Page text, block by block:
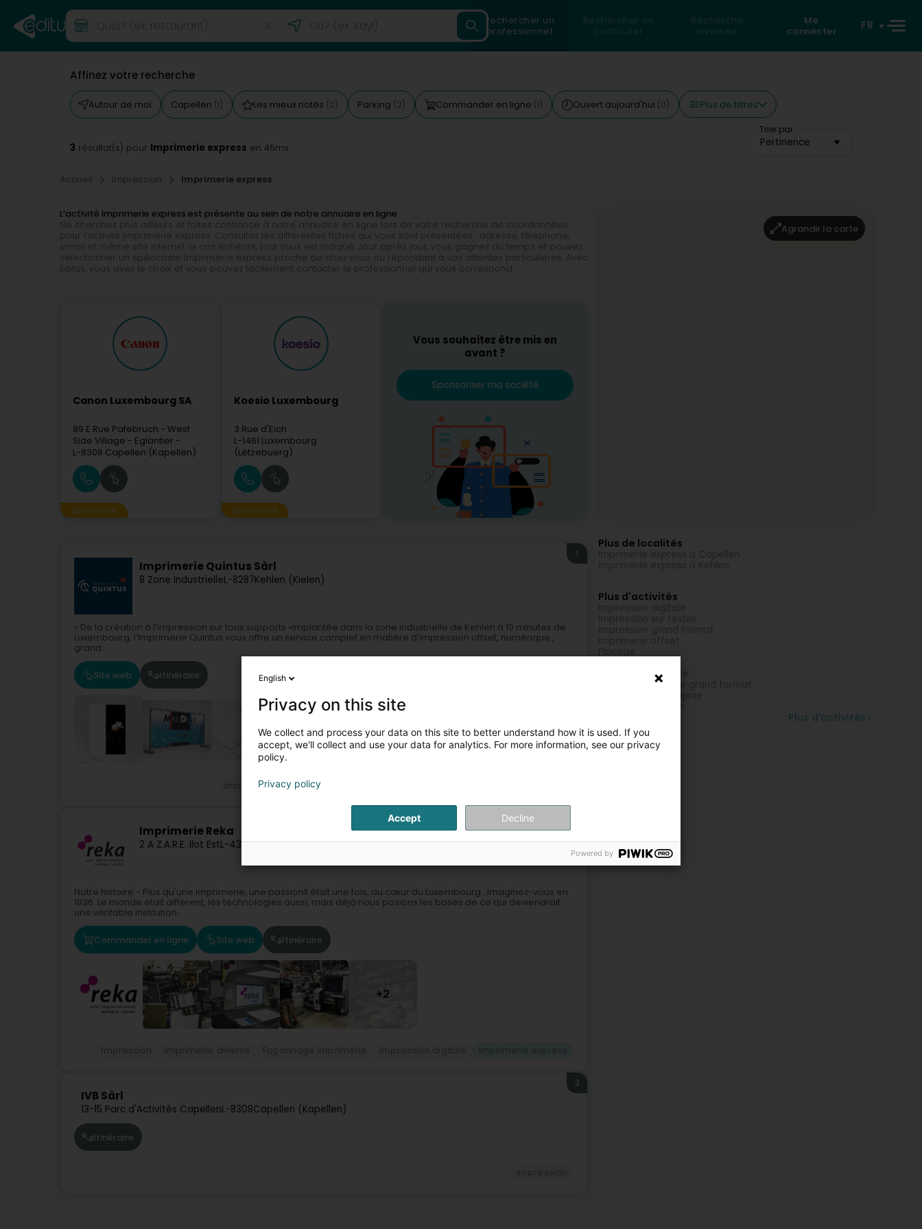
Rechercher un
professionnel
Rechercher un
particulier
Recherche
inversée
Me
connecter
FR
Affinez votre recherche
Autour de moi Capellen (1) Les mieux notés (2) Parking (2) Commander en ligne (1) Ouvert aujourd'hui (0) Plus de filtres
Trier par
Pertinence
3 résultat(s) pour Imprimerie express en 45ms
Accueil Impression Imprimerie express
L’activité Imprimerie express est présente au sein de notre annuaire en ligne
Ne cherchez plus ailleurs et faites confiance à notre annuaire en ligne lors de votre recherche de coordonnées
pour l’activité Imprimerie express. Consultez les différentes fiches qui vous sont présentées : adresse, téléphone,
email et même site internet le cas échéant, tout vous est indiqué. Jour après jour, vous gagnez du temps et pouvez
sélectionner un spécialiste Imprimerie express proche de chez vous ou répondant à vos attentes particulières. Avec
Editus, vous avez le choix et vous pouvez facilement contacter le professionnel qui vous correspond.
Canon Luxembourg SA
89 E Rue Pafebruch - West
Side Village - Eglantier -
L-8308 Capellen (Kapellen)
Sponsorisé
Koesio Luxembourg
3 Rue d'Eich
L-1461 Luxembourg
(Lëtzebuerg)
Sponsorisé
Vous souhaitez être mis en
avant ?
Sponsoriser ma société
Imprimerie Quintus Sàrl
8 Zone IndustrielleL-8287Kehlen (Kielen)
1
« De la création à l’impression sur tous supports »Implantée dans la zone industrielle de Kehlen à 10 minutes de
Luxembourg, l’Imprimerie Quintus vous offre un service complet en matière d’impression offset, numérique ,
grand...
Site web Itinéraire
Impression Imprimerie express
Imprimerie Reka
2 A Z.A.R.E. Ilot EstL-4385Ehlerange (Éilereng)
Notre histoire - Plus qu'une imprimerie, une passionIl était une fois, au cœur du Luxembourg...Imaginez-vous en
1936. Le monde était différent, les technologies aussi, mais déjà nous posions les bases de ce qui deviendrait
une véritable institution...
Commander en ligne Site web Itinéraire
+2
IVB Sàrl
13-15 Parc d'Activités CapellenL-8308Capellen (Kapellen)
3
Itinéraire
Agrandir la carte
Plus de localités
Plus d'activités
Flocage
Lettre autocollante
Impression digitale grand format
Plus d'activités
English
Privacy on this site
We collect and process your data on this site to better understand how it is used. If you
accept, we'll collect and use your data for analytics. For more information, see our privacy
policy.
Privacy policy
Accept Decline
Powered by